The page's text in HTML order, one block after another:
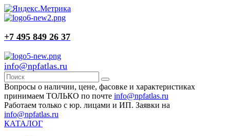
+7 495 849 26 37
info@npfatlas.ru
Вопросы о наличии, цене, фасовке и характеристиках
принимаем ТОЛЬКО по почте info@npfatlas.ru
Работаем только с юр. лицами и ИП. Заявки на
info@npfatlas.ru
КАТАЛОГ